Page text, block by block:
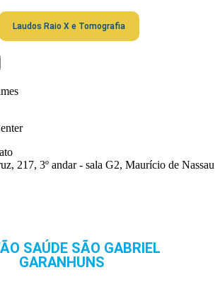
Laudos Raio X e Tomografia
217, 3º andar - sala G2, Maurício de Nassau
SAÚDE SÃO GABRIEL
GARANHUNS